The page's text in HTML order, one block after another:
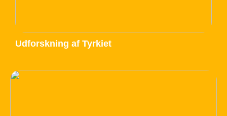
Udforskning af Tyrkiet